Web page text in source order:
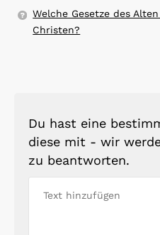
Welche Gesetze des
Christen?
Du hast eine
diese mit - wir
zu beantworten.